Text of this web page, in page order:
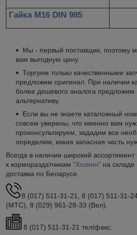
Гайка М16 DIN 985
Мы - первый поставщик, поэтому
вам выгодную цену.
Торгуем только качественными
предложим оригинал. При наличии
более дешевого аналога предложим
альтернативу.
Если вы не знаете каталожный
совсем уверены, что именно вам
проконсультируем, зададим все
определим, какая запасная часть
Всегда в наличии широкий ассортимент
к кормораздатчикам "Хозяин" на
доставка по Беларуси.
8 (017) 511-31-21, 8 (017) 511-31-
(МТС), 8 (029) 961-28-33 (Вел).
8 (017) 511-31-21 тел/факс.